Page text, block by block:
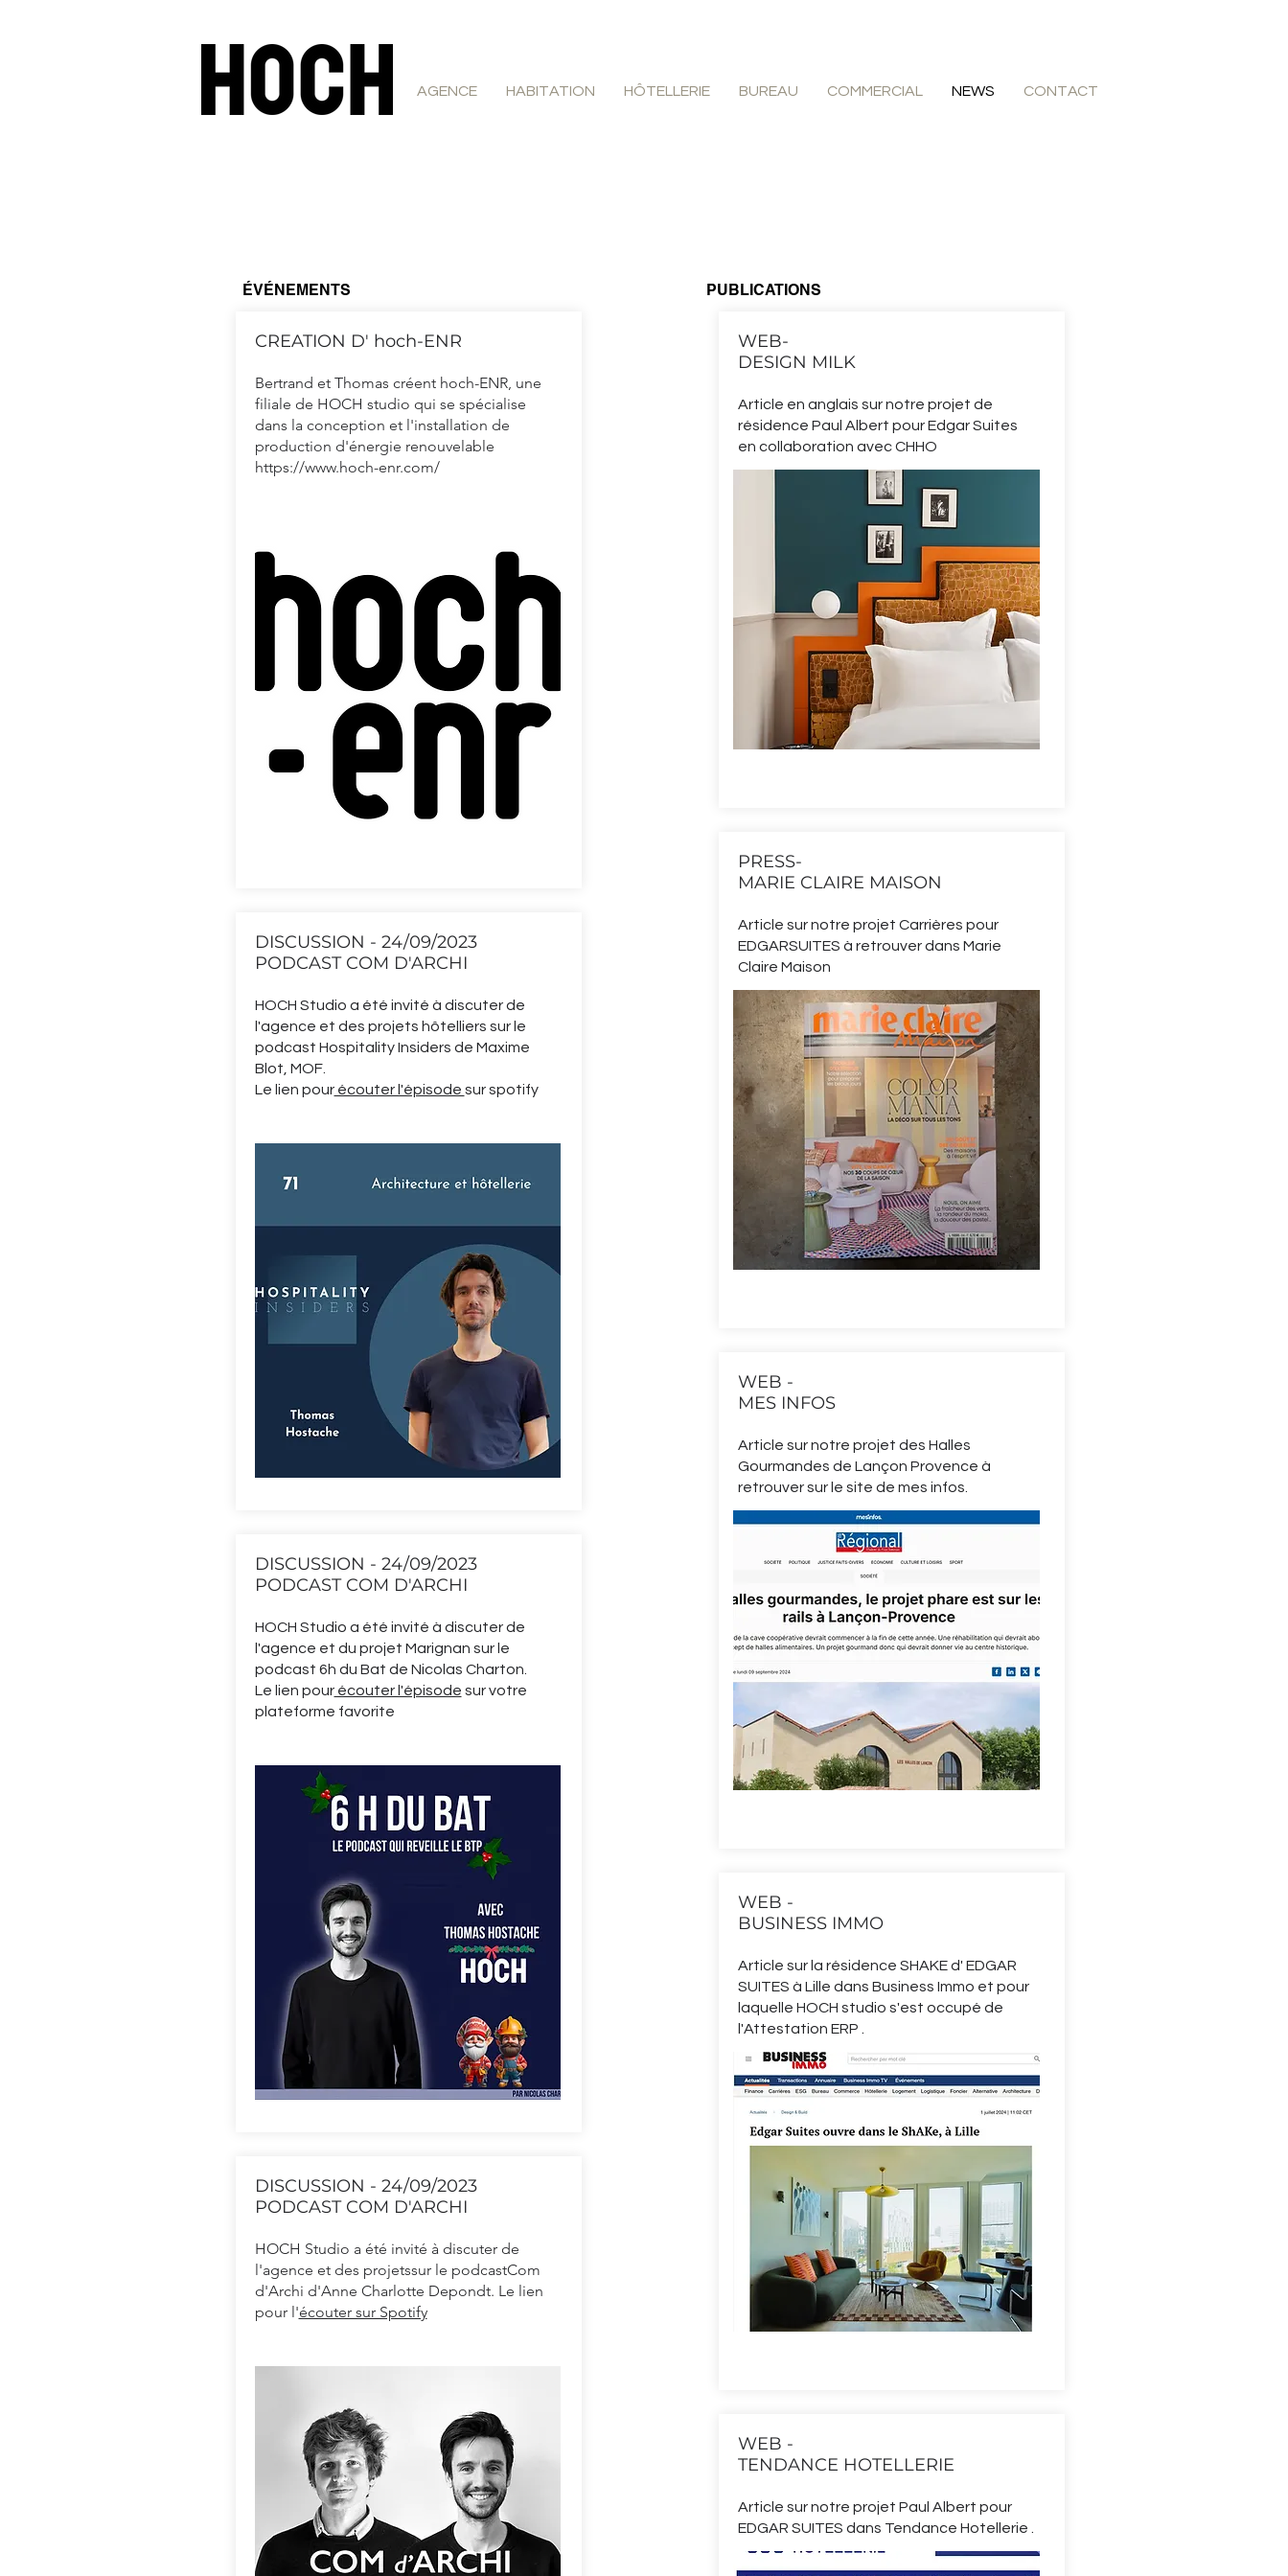
AGENCE HABITATION HÔTELLERIE BUREAU COMMERCIAL NEWS CONTACT
CREATION D' hoch-ENR
Bertrand et Thomas créent hoch-ENR, une
filiale de HOCH studio qui se spécialise
dans la conception et l'installation de
production d'énergie renouvelable
https://www.hoch-enr.com/
DISCUSSION - 24/09/2023
PODCAST COM D'ARCHI
HOCH Studio a été invité à discuter de
l'agence et des projets hôtelliers sur le
podcast Hospitality Insiders de Maxime
Blot, MOF.
Le lien pourécouter l'épisode sur spotify
DISCUSSION - 24/09/2023
PODCAST COM D'ARCHI
HOCH Studio a été invité à discuter de
l'agence et du projet Marignan sur le
podcast 6h du Bat de Nicolas Charton.
Le lien pourécouter l'épisode sur votre
plateforme favorite
DISCUSSION - 24/09/2023
PODCAST COM D'ARCHI
HOCH Studio a été invité à discuter de
l'agence et des projetssur le podcastCom
d'Archi d'Anne Charlotte Depondt. Le lien
pour l'écouter sur Spotify
ÉVÉNEMENTS
WEB-
DESIGN MILK
Article en anglais sur notre projet de
résidence Paul Albert pour Edgar Suites
en collaboration avec CHHO
PRESS-
MARIE CLAIRE MAISON
Article sur notre projet Carrières pour
EDGARSUITES à retrouver dans Marie
Claire Maison
WEB -
MES INFOS
Article sur notre projet des Halles
Gourmandes de Lançon Provence à
retrouver sur le site de mes infos.
WEB -
BUSINESS IMMO
Article sur la résidence SHAKE d' EDGAR
SUITES à Lille dans Business Immo et pour
laquelle HOCH studio s'est occupé de
l'Attestation ERP .
WEB -
TENDANCE HOTELLERIE
Article sur notre projet Paul Albert pour
EDGAR SUITES dans Tendance Hotellerie .
PUBLICATIONS